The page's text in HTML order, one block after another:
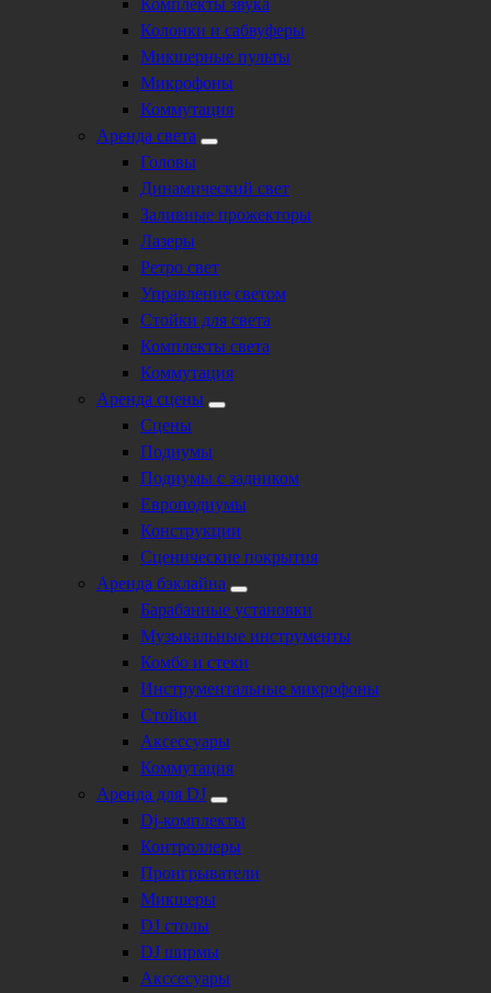
Колонки и сабвуферы
Микшерные пульты
Микрофоны
Коммутация
Аренда света
Головы
Динамический свет
Заливные прожекторы
Лазеры
Ретро свет
Управление светом
Стойки для света
Комплекты света
Коммутация
Аренда сцены
Сцены
Подиумы
Подиумы с задником
Европодиумы
Конструкции
Сценические покрытия
Аренда бэклайна
Барабанные установки
Музыкальные инструменты
Комбо и стеки
Инструментальные микрофоны
Стойки
Аксессуары
Коммутация
Аренда для DJ
Dj-комплекты
Контроллеры
Проигрыватели
Микшеры
DJ столы
DJ ширмы
Акссесуары